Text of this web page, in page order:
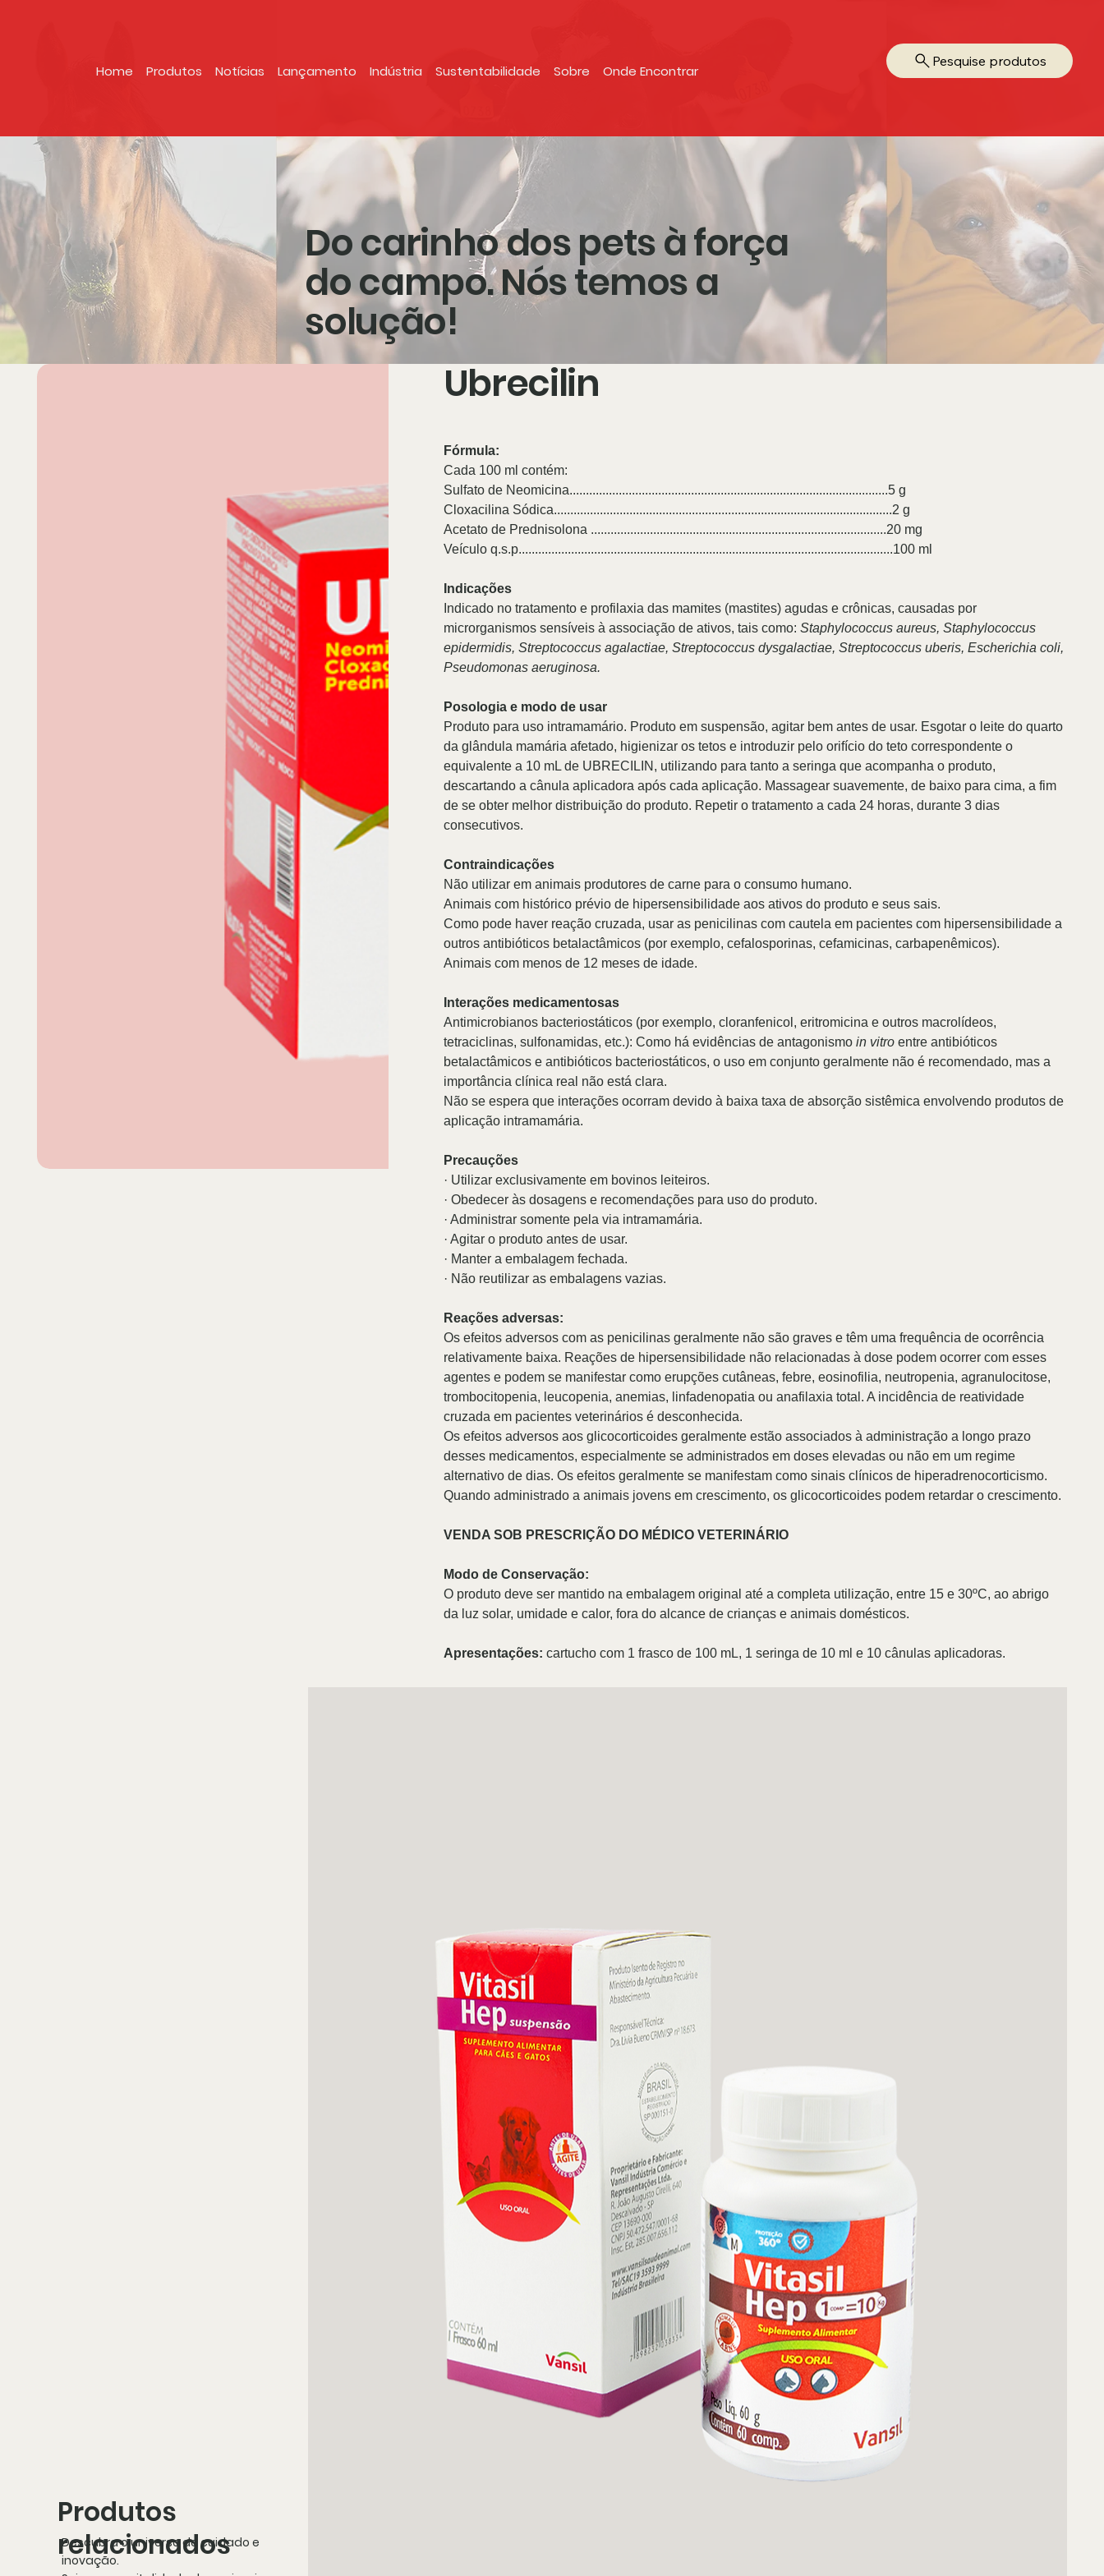
Home Produtos Notícias Lançamento Indústria Sustentabilidade Sobre Onde Encontrar
Pesquise produtos
Do carinho dos pets à força
do campo. Nós temos a
solução!
Ubrecilin
Fórmula:
Cada 100 ml contém:
Sulfato de Neomicina.................................................................................................5 g
Cloxacilina Sódica.......................................................................................................2 g
Acetato de Prednisolona ..........................................................................................20 mg
Veículo q.s.p..................................................................................................................100 ml
Indicações
Indicado no tratamento e profilaxia das mamites (mastites) agudas e crônicas, causadas por
microrganismos sensíveis à associação de ativos, tais como: Staphylococcus aureus, Staphylococcus
epidermidis, Streptococcus agalactiae, Streptococcus dysgalactiae, Streptococcus uberis, Escherichia coli,
Pseudomonas aeruginosa.
Posologia e modo de usar
Produto para uso intramamário. Produto em suspensão, agitar bem antes de usar. Esgotar o leite do quarto
da glândula mamária afetado, higienizar os tetos e introduzir pelo orifício do teto correspondente o
equivalente a 10 mL de UBRECILIN, utilizando para tanto a seringa que acompanha o produto,
descartando a cânula aplicadora após cada aplicação. Massagear suavemente, de baixo para cima, a fim
de se obter melhor distribuição do produto. Repetir o tratamento a cada 24 horas, durante 3 dias
consecutivos.
Contraindicações
Não utilizar em animais produtores de carne para o consumo humano.
Animais com histórico prévio de hipersensibilidade aos ativos do produto e seus sais.
Como pode haver reação cruzada, usar as penicilinas com cautela em pacientes com hipersensibilidade a
outros antibióticos betalactâmicos (por exemplo, cefalosporinas, cefamicinas, carbapenêmicos).
Animais com menos de 12 meses de idade.
Interações medicamentosas
Antimicrobianos bacteriostáticos (por exemplo, cloranfenicol, eritromicina e outros macrolídeos,
tetraciclinas, sulfonamidas, etc.): Como há evidências de antagonismoin vitroentre antibióticos
betalactâmicos e antibióticos bacteriostáticos, o uso em conjunto geralmente não é recomendado, mas a
importância clínica real não está clara.
Não se espera que interações ocorram devido à baixa taxa de absorção sistêmica envolvendo produtos de
aplicação intramamária.
Precauções
· Utilizar exclusivamente em bovinos leiteiros.
· Obedecer às dosagens e recomendações para uso do produto.
· Administrar somente pela via intramamária.
· Agitar o produto antes de usar.
· Manter a embalagem fechada.
· Não reutilizar as embalagens vazias.
Reações adversas:
Os efeitos adversos com as penicilinas geralmente não são graves e têm uma frequência de ocorrência
relativamente baixa. Reações de hipersensibilidade não relacionadas à dose podem ocorrer com esses
agentes e podem se manifestar como erupções cutâneas, febre, eosinofilia, neutropenia, agranulocitose,
trombocitopenia, leucopenia, anemias, linfadenopatia ou anafilaxia total. A incidência de reatividade
cruzada em pacientes veterinários é desconhecida.
Os efeitos adversos aos glicocorticoides geralmente estão associados à administração a longo prazo
desses medicamentos, especialmente se administrados em doses elevadas ou não em um regime
alternativo de dias. Os efeitos geralmente se manifestam como sinais clínicos de hiperadrenocorticismo.
Quando administrado a animais jovens em crescimento, os glicocorticoides podem retardar o crescimento.
VENDA SOB PRESCRIÇÃO DO MÉDICO VETERINÁRIO
Modo de Conservação:
O produto deve ser mantido na embalagem original até a completa utilização, entre 15 e 30ºC, ao abrigo
da luz solar, umidade e calor, fora do alcance de crianças e animais domésticos.
Apresentações: cartucho com 1 frasco de 100 mL, 1 seringa de 10 ml e 10 cânulas aplicadoras.
Produtos
relacionados
Descubra o universo de cuidado e
inovação.